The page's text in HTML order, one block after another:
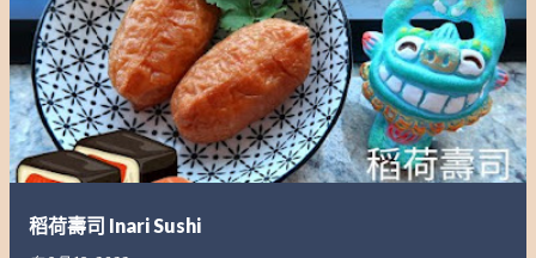
文
章
稻荷壽司 Inari Sushi